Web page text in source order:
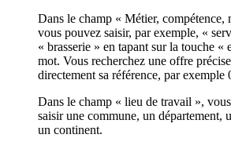
Dans le champ « Métier, compétence,
vous pouvez saisir, par exemple, «
« brasserie » en tapant sur la touche «
mot. Vous recherchez une offre
directement sa référence, par
Dans le champ « lieu de travail »,
saisir une commune, un département,
un continent.